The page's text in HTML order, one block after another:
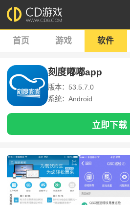
首页 游戏 软件
刻度嘟嘟app
版本：53.5.7.0
系统：Android
立即下载